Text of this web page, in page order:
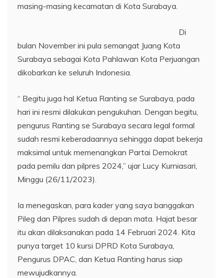
masing-masing kecamatan di Kota Surabaya.
Di
bulan November ini pula semangat Juang Kota
Surabaya sebagai Kota Pahlawan Kota Perjuangan
dikobarkan ke seluruh Indonesia.
“ Begitu juga hal Ketua Ranting se Surabaya, pada
hari ini resmi dilakukan pengukuhan. Dengan begitu,
pengurus Ranting se Surabaya secara legal formal
sudah resmi keberadaannya sehingga dapat bekerja
maksimal untuk memenangkan Partai Demokrat
pada pemilu dan pilpres 2024,” ujar Lucy Kurniasari,
Minggu (26/11/2023).
Ia menegaskan, para kader yang saya banggakan
Pileg dan Pilpres sudah di depan mata. Hajat besar
itu akan dilaksanakan pada 14 Februari 2024. Kita
punya target 10 kursi DPRD Kota Surabaya,
Pengurus DPAC, dan Ketua Ranting harus siap
mewujudkannya.